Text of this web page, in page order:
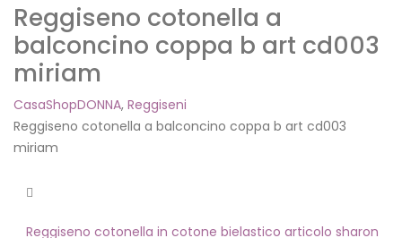
Reggiseno cotonella a
balconcino coppa b art cd003
miriam
CasaShopDONNA, Reggiseni
Reggiseno cotonella a balconcino coppa b art cd003
miriam
Reggiseno cotonella in cotone bielastico articolo sharon